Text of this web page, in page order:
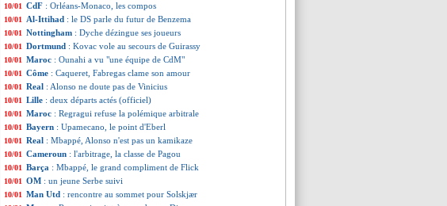
10/01 CdF : Orléans-Monaco, les compos
10/01 Al-Ittihad : le DS parle du futur de Benzema
10/01 Nottingham : Dyche dézingue ses joueurs
10/01 Dortmund : Kovac vole au secours de Guirassy
10/01 Maroc : Ounahi a vu "une équipe de CdM"
10/01 Côme : Caqueret, Fabregas clame son amour
10/01 Real : Alonso ne doute pas de Vinicius
10/01 Lille : deux départs actés (officiel)
10/01 Maroc : Regragui refuse la polémique arbitrale
10/01 Bayern : Upamecano, le point d'Eberl
10/01 Real : Mbappé, Alonso n'est pas un kamikaze
10/01 Cameroun : l'arbitrage, la classe de Pagou
10/01 Barça : Mbappé, le grand compliment de Flick
10/01 OM : un jeune Serbe suivi
10/01 Man Utd : rencontre au sommet pour Solskjær